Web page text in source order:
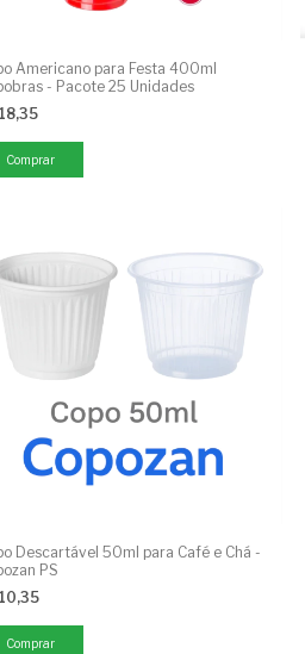
Americano para Festa 400ml
- Pacote 25 Unidades
Comprar
Descartável 50ml para Café e Chá -
PS
Comprar